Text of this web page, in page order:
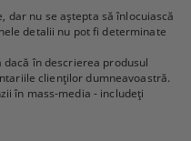
dar nu se aștepta să înlocuiască
detalii nu pot fi determinate
în descrierea produsul
clienților dumneavoastră.
în mass-media - includeți